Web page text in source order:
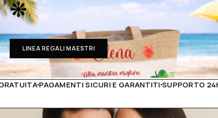
LINEA REGALI MAESTRI
SICURI E GARANTITISUPPORTO 24H